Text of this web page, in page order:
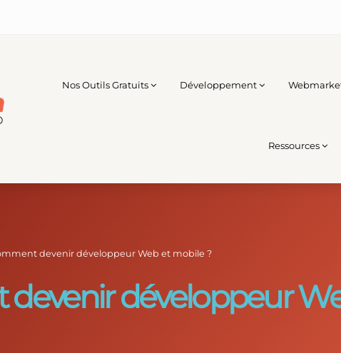
Nos Outils Gratuits Développement
Ressources
devenir développeur Web et mobile ?
développeur